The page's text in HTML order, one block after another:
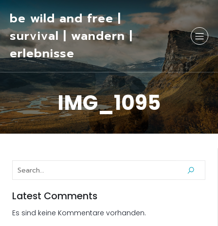
be wild and free |
survival | wandern |
erlebnisse
IMG_1095
Latest Comments
Es sind keine Kommentare vorhanden.